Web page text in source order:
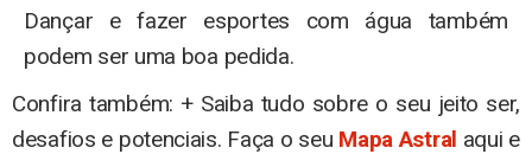
Dançar e fazer esportes com água também
podem ser uma boa pedida.
Confira também: + Saiba tudo sobre o seu jeito ser,
desafios e potenciais. Faça o seu Mapa Astral aqui e